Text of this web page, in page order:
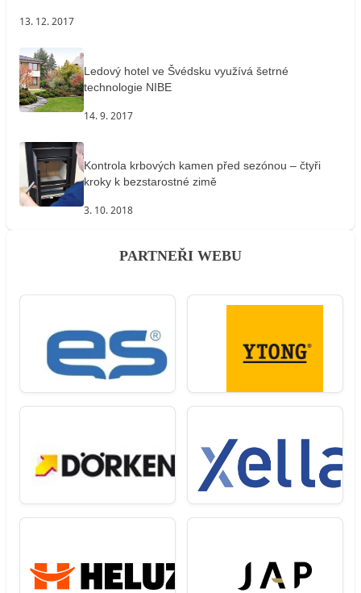
13. 12. 2017
Ledový hotel ve Švédsku využívá šetrné
technologie NIBE
14. 9. 2017
Kontrola krbových kamen před sezónou – čtyři
kroky k bezstarostné zimě
3. 10. 2018
PARTNEŘI WEBU